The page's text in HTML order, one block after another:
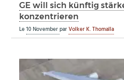
GE will sich künftig
konzentrieren
Le10 NovemberparVolker K. Thomalla